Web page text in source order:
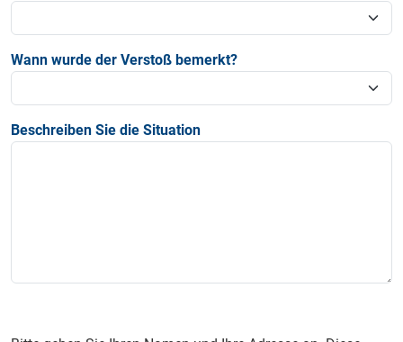
Wann wurde der Verstoß bemerkt?
Beschreiben Sie die Situation